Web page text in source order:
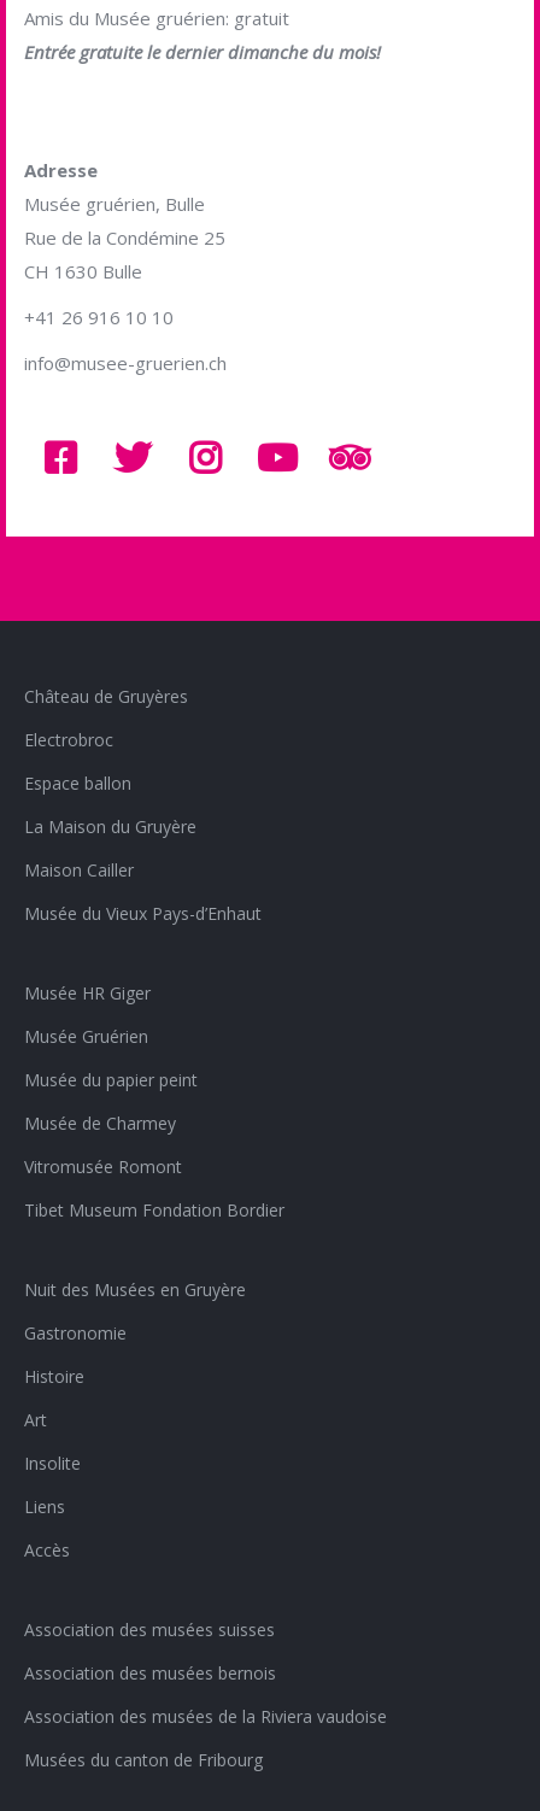
Amis du Musée gruérien: gratuit
Entrée gratuite le dernier dimanche du mois!
Adresse
Musée gruérien, Bulle
Rue de la Condémine 25
CH 1630 Bulle
+41 26 916 10 10
info@musee-gruerien.ch
Château de Gruyères
Electrobroc
Espace ballon
La Maison du Gruyère
Maison Cailler
Musée du Vieux Pays-d’Enhaut
Musée HR Giger
Musée Gruérien
Musée du papier peint
Musée de Charmey
Vitromusée Romont
Tibet Museum Fondation Bordier
Nuit des Musées en Gruyère
Gastronomie
Histoire
Art
Insolite
Liens
Accès
Association des musées suisses
Association des musées bernois
Association des musées de la Riviera vaudoise
Musées du canton de Fribourg